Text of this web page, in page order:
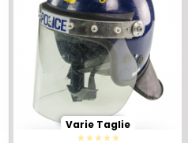
Varie Taglie